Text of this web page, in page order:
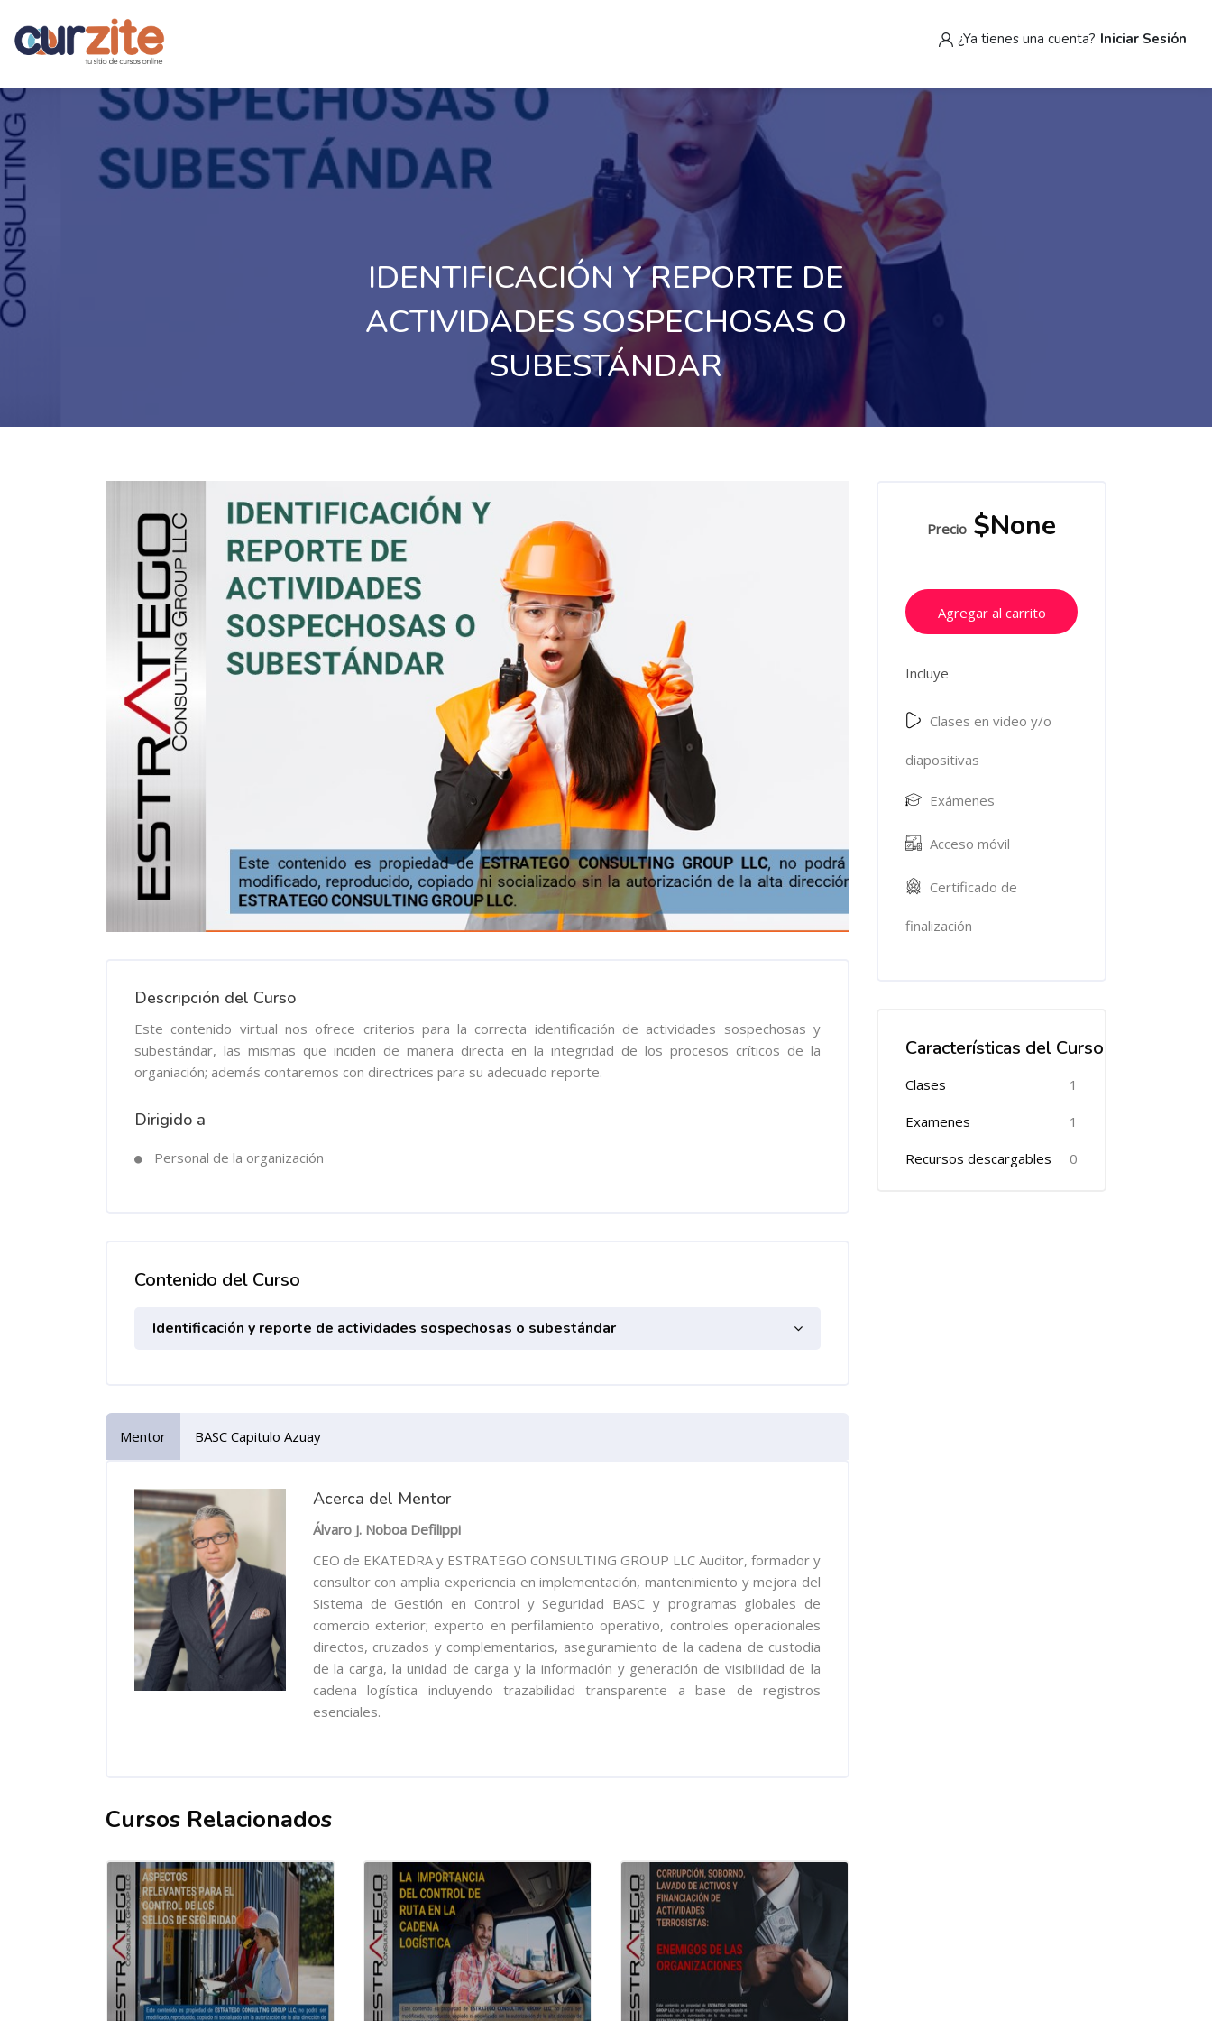
¿Ya tienes una cuenta? Iniciar Sesión
IDENTIFICACIÓN Y REPORTE DE
ACTIVIDADES SOSPECHOSAS O
SUBESTÁNDAR
Descripción del Curso
Este contenido virtual nos ofrece criterios para la correcta identificación de actividades sospechosas y
subestándar, las mismas que inciden de manera directa en la integridad de los procesos críticos de la
organiación; además contaremos con directrices para su adecuado reporte.
Dirigido a
Personal de la organización
Contenido del Curso
Identificación y reporte de actividades sospechosas o subestándar
Mentor BASC Capitulo Azuay
Acerca del Mentor
Álvaro J. Noboa Defilippi
CEO de EKATEDRA y ESTRATEGO CONSULTING GROUP LLC Auditor, formador y
consultor con amplia experiencia en implementación, mantenimiento y mejora del
Sistema de Gestión en Control y Seguridad BASC y programas globales de
comercio exterior; experto en perfilamiento operativo, controles operacionales
directos, cruzados y complementarios, aseguramiento de la cadena de custodia
de la carga, la unidad de carga y la información y generación de visibilidad de la
cadena logística incluyendo trazabilidad transparente a base de registros
esenciales.
Cursos Relacionados
Precio $None
Agregar al carrito
Incluye
Clases en video y/o
diapositivas
Exámenes
Acceso móvil
Certificado de
finalización
Características del Curso
Clases 1
Examenes 1
Recursos descargables 0